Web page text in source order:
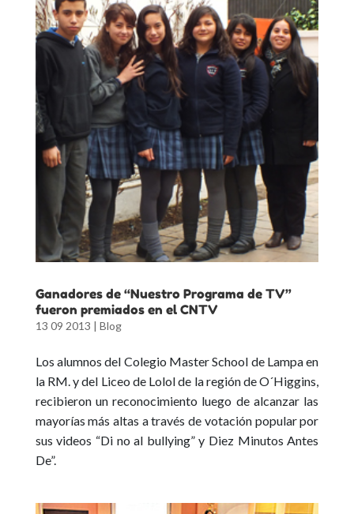
Ganadores de “Nuestro Programa de TV”
fueron premiados en el CNTV
13 09 2013 | Blog
Los alumnos del Colegio Master School de Lampa en
la RM. y del Liceo de Lolol de la región de O´Higgins,
recibieron un reconocimiento luego de alcanzar las
mayorías más altas a través de votación popular por
sus videos “Di no al bullying” y Diez Minutos Antes
De”.